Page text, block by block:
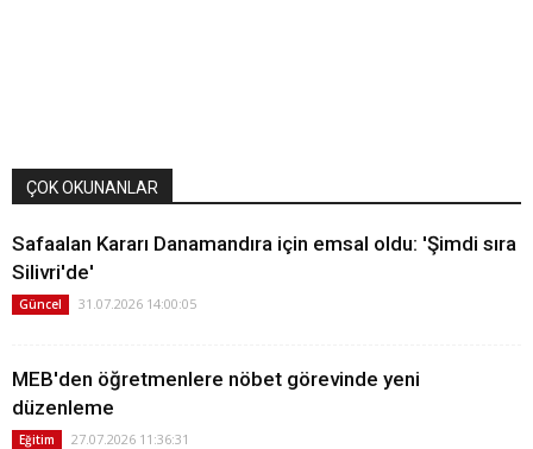
ÇOK OKUNANLAR
Safaalan Kararı Danamandıra için emsal oldu: 'Şimdi sıra
Silivri'de'
Güncel 31.07.2026 14:00:05
MEB'den öğretmenlere nöbet görevinde yeni
düzenleme
Eğitim 27.07.2026 11:36:31